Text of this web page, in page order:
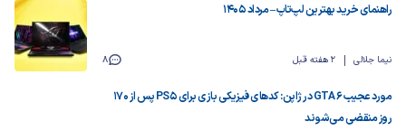
راهنمای خرید بهترین لپ‌تاپ – مرداد ۱۴۰۵
نیما جلالی 2 هفته قبل 8
مورد عجیب GTA 6 در ژاپن: کدهای فیزیکی بازی برای PS5 پس از ۱۷۰
روز منقضی می‌شوند